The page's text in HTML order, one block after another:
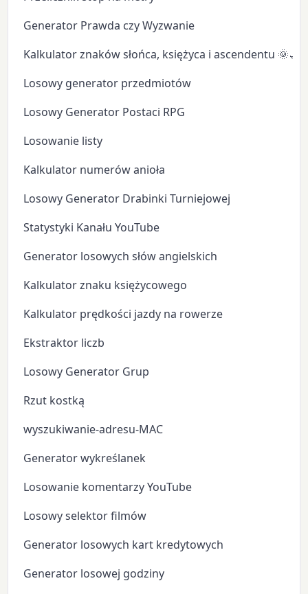
Generator Prawda czy Wyzwanie
Kalkulator znaków słońca, księżyca i ascendentu
Losowy generator przedmiotów
Losowy Generator Postaci RPG
Losowanie listy
Kalkulator numerów anioła
Losowy Generator Drabinki Turniejowej
Statystyki Kanału YouTube
Generator losowych słów angielskich
Kalkulator znaku księżycowego
Kalkulator prędkości jazdy na rowerze
Ekstraktor liczb
Losowy Generator Grup
Rzut kostką
wyszukiwanie-adresu-MAC
Generator wykreślanek
Losowanie komentarzy YouTube
Losowy selektor filmów
Generator losowych kart kredytowych
Generator losowej godziny